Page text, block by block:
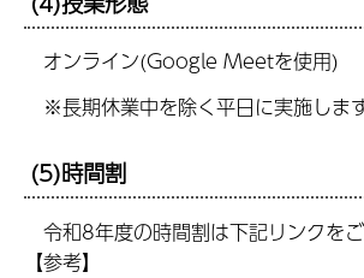
オンライン(Google Meetを使用)
※長期休業中を除く平日に実施します
(5)時間割
令和8年度の時間割は下記リンクをご
【参考】